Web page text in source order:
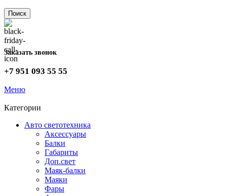
Поиск
Заказать звонок
+7 951 093 55 55
Меню
Категории
Авто светотехника
Аксессуары
Балки
Габариты
Доп.свет
Маяк-балки
Маяки
Фары